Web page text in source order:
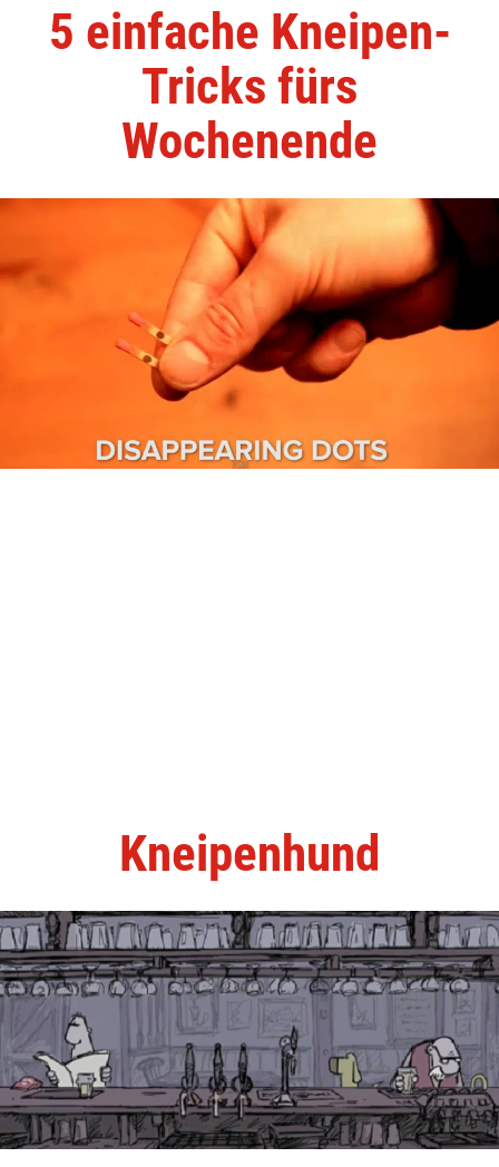
5 einfache Kneipen-
Tricks fürs
Wochenende
Kneipenhund